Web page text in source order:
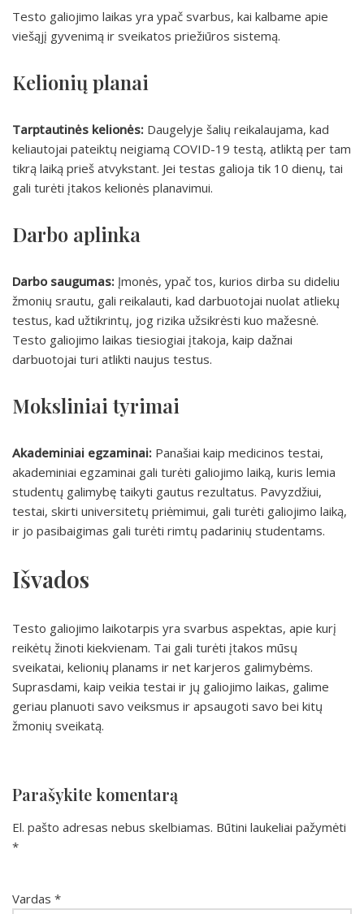
Testo galiojimo laikas yra ypač svarbus, kai kalbame apie
viešąjį gyvenimą ir sveikatos priežiūros sistemą.
Kelionių planai
Tarptautinės kelionės: Daugelyje šalių reikalaujama, kad
keliautojai pateiktų neigiamą COVID-19 testą, atliktą per tam
tikrą laiką prieš atvykstant. Jei testas galioja tik 10 dienų, tai
gali turėti įtakos kelionės planavimui.
Darbo aplinka
Darbo saugumas: Įmonės, ypač tos, kurios dirba su dideliu
žmonių srautu, gali reikalauti, kad darbuotojai nuolat atliekų
testus, kad užtikrintų, jog rizika užsikrėsti kuo mažesnė.
Testo galiojimo laikas tiesiogiai įtakoja, kaip dažnai
darbuotojai turi atlikti naujus testus.
Moksliniai tyrimai
Akademiniai egzaminai: Panašiai kaip medicinos testai,
akademiniai egzaminai gali turėti galiojimo laiką, kuris lemia
studentų galimybę taikyti gautus rezultatus. Pavyzdžiui,
testai, skirti universitetų priėmimui, gali turėti galiojimo laiką,
ir jo pasibaigimas gali turėti rimtų padarinių studentams.
Išvados
Testo galiojimo laikotarpis yra svarbus aspektas, apie kurį
reikėtų žinoti kiekvienam. Tai gali turėti įtakos mūsų
sveikatai, kelionių planams ir net karjeros galimybėms.
Suprasdami, kaip veikia testai ir jų galiojimo laikas, galime
geriau planuoti savo veiksmus ir apsaugoti savo bei kitų
žmonių sveikatą.
Parašykite komentarą
El. pašto adresas nebus skelbiamas. Būtini laukeliai pažymėti
*
Vardas *